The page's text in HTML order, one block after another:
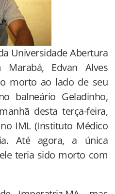
Universidade Abertura
Edvan Alves
morto ao lado de seu
balneário Geladinho,
desta terça-feira,
IML (Instituto Médico
Até agora, a única
teria sido morto com